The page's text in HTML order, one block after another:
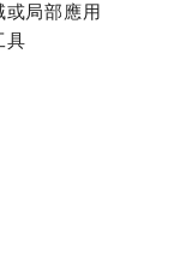
或局部應用
具